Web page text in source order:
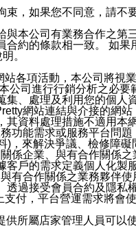
，如果您不同意，請不
本公司有業務合作之
約的條款相一致。 如
。
各項活動，本公司將
公司進行行銷分析之必
、處理及利用您的個人資
網站連結與介接的網
資料處理措施不適用
功能需求或服務平台問
，來解決爭議、檢修障
係企業、與有合作關係
戶的需求定義個人化
有合作關係之業務夥伴
過接受會員合約及隱
付，平台營運需求將
所屬店家管理人員可